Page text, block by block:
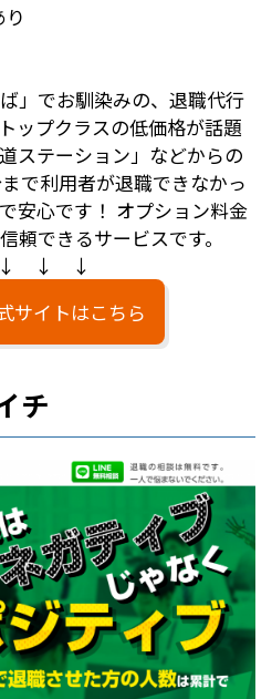
」でお馴染みの、退職代行
ップクラスの低価格が話題
ステーション」などからの
で利用者が退職できなかっ
安心です！ オプション料金
頼できるサービスです。
↓ ↓
サイトはこちら
チ